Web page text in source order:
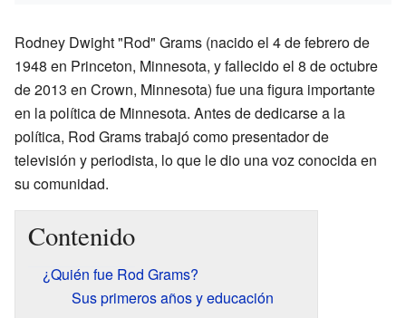
Rodney Dwight "Rod" Grams (nacido el 4 de febrero de
1948 en Princeton, Minnesota, y fallecido el 8 de octubre
de 2013 en Crown, Minnesota) fue una figura importante
en la política de Minnesota. Antes de dedicarse a la
política, Rod Grams trabajó como presentador de
televisión y periodista, lo que le dio una voz conocida en
su comunidad.
Contenido
¿Quién fue Rod Grams?
Sus primeros años y educación